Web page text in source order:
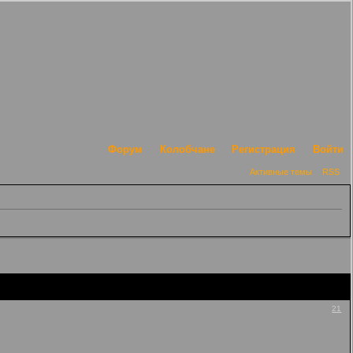
Форум Колобчане Регистрация Войти
Активные темы RSS
21